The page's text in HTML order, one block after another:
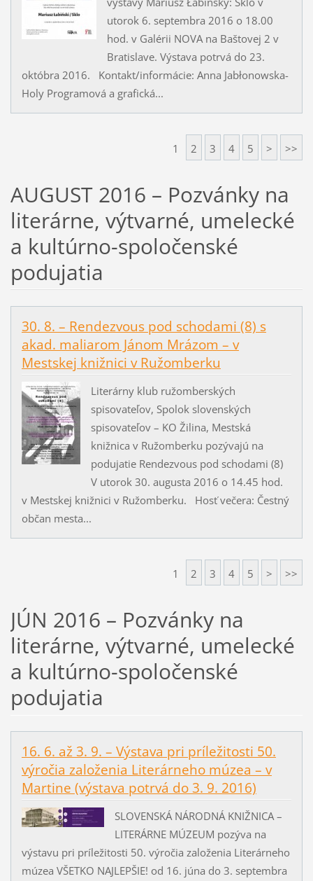
utorok 6. septembra 2016 o 18.00
hod. v Galérii NOVA na Baštovej 2 v
Bratislave. Výstava potrvá do 23.
októbra 2016. Kontakt/informácie: Anna Jabłonowska-
Holy Programová a grafická...
1 2 3 4 5 > >>
AUGUST 2016 – Pozvánky na
literárne, výtvarné, umelecké
a kultúrno-spoločenské
podujatia
30. 8. – Rendezvous pod schodami (8) s
akad. maliarom Jánom Mrázom – v
Mestskej knižnici v Ružomberku
Literárny klub ružomberských
spisovateľov, Spolok slovenských
spisovateľov – KO Žilina, Mestská
knižnica v Ružomberku pozývajú na
podujatie Rendezvous pod schodami (8)
V utorok 30. augusta 2016 o 14.45 hod.
v Mestskej knižnici v Ružomberku. Hosť večera: Čestný
občan mesta...
1 2 3 4 5 > >>
JÚN 2016 – Pozvánky na
literárne, výtvarné, umelecké
a kultúrno-spoločenské
podujatia
16. 6. až 3. 9. – Výstava pri príležitosti 50.
výročia založenia Literárneho múzea – v
Martine (výstava potrvá do 3. 9. 2016)
SLOVENSKÁ NÁRODNÁ KNIŽNICA –
LITERÁRNE MÚZEUM pozýva na
výstavu pri príležitosti 50. výročia založenia Literárneho
múzea VŠETKO NAJLEPŠIE! od 16. júna do 3. septembra